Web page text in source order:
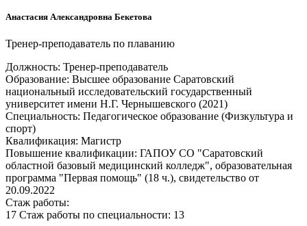
Анастасия Александровна Бекетова
Тренер-преподаватель по плаванию
Должность: Тренер-преподаватель
Образование: Высшее образование Саратовский
национальный исследовательский государственный
университет имени Н.Г. Чернышевского (2021)
Специальность: Педагогическое образование (Физкультура и
спорт)
Квалификация: Магистр
Повышение квалификации: ГАПОУ СО "Саратовский
областной базовый медицинский колледж", образовательная
программа "Первая помощь" (18 ч.), свидетельство от
20.09.2022
Стаж работы:
17 Стаж работы по специальности: 13